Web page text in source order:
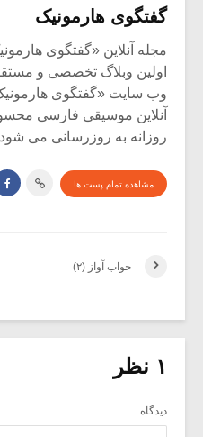
گفتگوی هارمونیک
اولین وبلاگ تخصصی و
وب سایت «گفتگوی
آنلاین موسیقی فارسی
روزانه به روزرسانی می
مشاهده تمام پست ها
جواب آواز (۲)
۱ نظر
دیدگاه